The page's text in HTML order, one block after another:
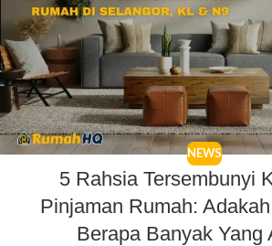
NEWS
5 Rahsia Tersembunyi
Pinjaman Rumah:
Berapa Banyak Yang